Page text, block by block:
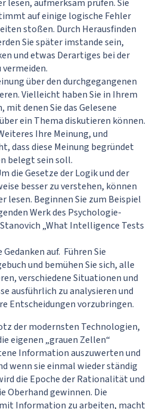
lesen, aufmerksam prüfen. Sie
auf einige logische Fehler
stoßen. Durch Herausfinden
Sie später imstande sein,
und etwas Derartiges bei der
über den durchgegangenen
Vielleicht haben Sie in Ihrem
mit denen Sie das Gelesene
ein Thema diskutieren können.
Ihre Meinung, und
dass diese Meinung begründet
belegt sein soll.
die Gesetze der Logik und der
besser zu verstehen, können
lesen. Beginnen Sie zum Beispiel
Werk des Psychologie-
„What Intelligence Tests
auf. Führen Sie
und bemühen Sie sich, alle
verschiedene Situationen und
ausführlich zu analysieren und
Entscheidungen vorzubringen.
der modernsten Technologien,
eigenen „grauen Zellen“
Information auszuwerten und
wenn sie einmal wieder ständig
die Epoche der Rationalität und
Oberhand gewinnen. Die
Information zu arbeiten, macht